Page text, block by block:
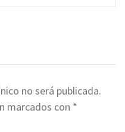
no será publicada.
marcados con *